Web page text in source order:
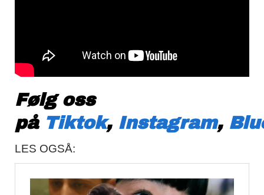
Følg oss
på Tiktok, Instagram,
LES OGSÅ: